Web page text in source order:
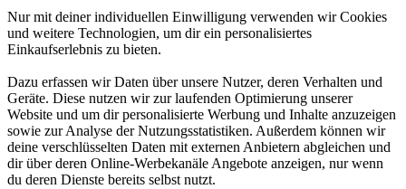
Nur mit deiner individuellen Einwilligung verwenden wir Cookies
und weitere Technologien, um dir ein personalisiertes
Einkaufserlebnis zu bieten.
Dazu erfassen wir Daten über unsere Nutzer, deren Verhalten und
Geräte. Diese nutzen wir zur laufenden Optimierung unserer
Website und um dir personalisierte Werbung und Inhalte anzuzeigen
sowie zur Analyse der Nutzungsstatistiken. Außerdem können wir
deine verschlüsselten Daten mit externen Anbietern abgleichen und
dir über deren Online-Werbekanäle Angebote anzeigen, nur wenn
du deren Dienste bereits selbst nutzt.